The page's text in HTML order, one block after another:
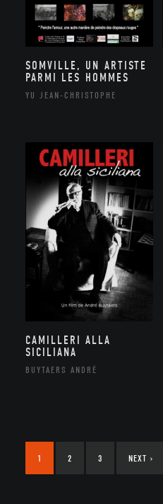
SOMVILLE, UN ARTISTE
PARMI LES HOMMES
YU JEAN-CHRISTOPHE
CAMILLERI ALLA
SICILIANA
BUYTAERS ANDRÉ
1 2 3 NEXT ›